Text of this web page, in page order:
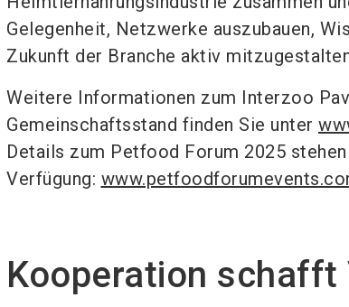
Gelegenheit, Netzwerke auszubauen,
Zukunft der Branche aktiv
Weitere Informationen zum Interzoo
Gemeinschaftsstand finden Sie unter
Details zum Petfood Forum 2025
Verfügung:
Kooperation schafft